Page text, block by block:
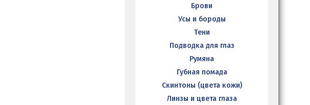
Брови
Усы и бороды
Тени
Подводка для глаз
Румяна
Губная помада
Скинтоны (цвета кожи)
Линзы и цвета глаза